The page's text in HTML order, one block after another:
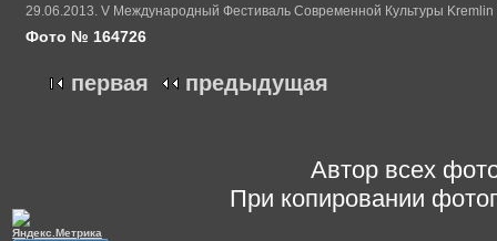
29.06.2013. V Международный Фестиваль Современной Культуры Kremlin
Фото № 164726
первая предыдущая
Автор всех
При копировании